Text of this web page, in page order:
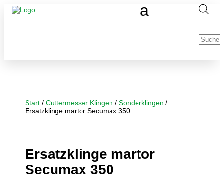
Start /Cuttermesser Klingen /Sonderklingen /
Ersatzklinge martor Secumax 350
Ersatzklinge martor
Secumax 350